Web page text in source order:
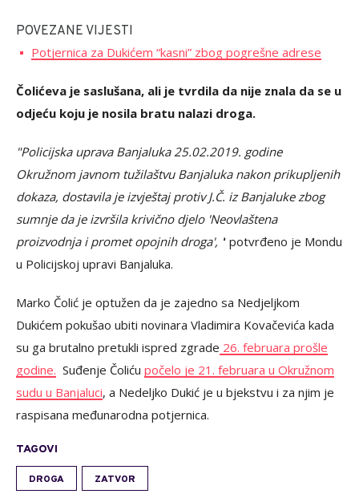
POVEZANE VIJESTI
Potjernica za Dukićem “kasni” zbog pogrešne adrese
Čolićeva je saslušana, ali je tvrdila da nije znala da se u
odjeću koju je nosila bratu nalazi droga.
"Policijska uprava Banjaluka 25.02.2019. godine
Okružnom javnom tužilaštvu Banjaluka nakon prikupljenih
dokaza, dostavila je izvještaj protiv J.Č. iz Banjaluke zbog
sumnje da je izvršila krivično djelo 'Neovlaštena
proizvodnja i promet opojnih droga', ' ' potvrđeno je Mondu
u Policijskoj upravi Banjaluka.
Marko Čolić je optužen da je zajedno sa Nedjeljkom
Dukićem pokušao ubiti novinara Vladimira Kovačevića kada
su ga brutalno pretukli ispred zgrade 26. februara prošle
godine. Suđenje Čoliću počelo je 21. februara u Okružnom
sudu u Banjaluci, a Nedeljko Dukić je u bjekstvu i za njim je
raspisana međunarodna potjernica.
TAGOVI
DROGA ZATVOR